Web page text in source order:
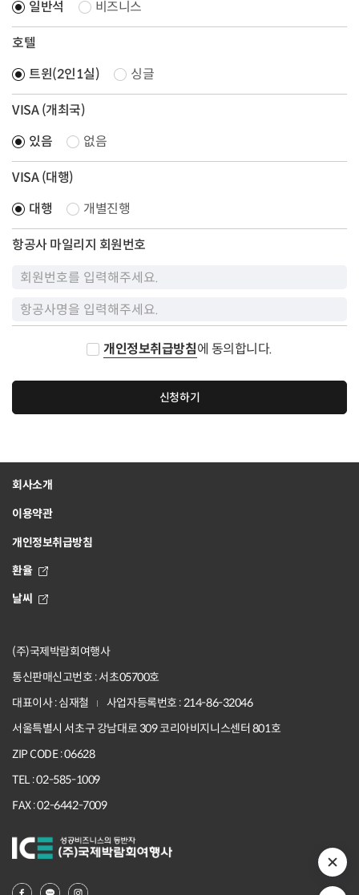
일반석
비즈니스
호텔
트윈(2인1실)
싱글
VISA (개최국)
있음
없음
VISA (대행)
대행
개별진행
항공사 마일리지 회원번호
개인정보취급방침에 동의합니다.
신청하기
회사소개
이용약관
개인정보취급방침
환율
날씨
(주)국제박람회여행사
통신판매신고번호 : 서초05700호
대표이사 : 심재철
사업자등록번호 : 214-86-32046
서울특별시 서초구 강남대로 309 코리아비지니스센터 801호
ZIP CODE : 06628
TEL : 02-585-1009
FAX : 02-6442-7009